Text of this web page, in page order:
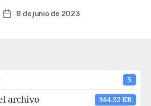
8 de junio de 2023
5
archivo 364.32 KB